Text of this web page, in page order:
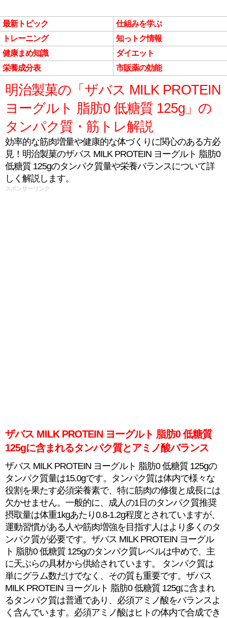
最新トピック
仕組みを学ぶ
トレーニング
知っトク情報
健康まめ知識
ダイエット
栄養成分表
市販薬の効能
明治製菓の「ザバス MILK PROTEIN
ヨーグルト 脂肪0 低糖質 125g」の
タンパク質・筋トレ解説
効率的な筋肉増量や健康的な体づくりに関心のある方必
見！明治製菓のザバス MILK PROTEIN ヨーグルト 脂肪0
低糖質 125gのタンパク質量や栄養バランスについて詳
しく解説します。
スポンサーリンク
ザバス MILK PROTEIN ヨーグルト 脂肪0 低糖質
125gに含まれるタンパク質とアミノ酸バランス
ザバス MILK PROTEIN ヨーグルト 脂肪0 低糖質 125gの
タンパク質量は15.0gです。タンパク質は体内で様々な
役割を果たす必須栄養素で、特に筋肉の修復と成長には
欠かせません。一般的に、成人の1日のタンパク質推奨
摂取量は体重1kgあたり0.8-1.2g程度とされていますが、
運動習慣がある人や筋肉増強を目指す人はより多くのタ
ンパク質が必要です。ザバス MILK PROTEIN ヨーグル
ト 脂肪0 低糖質 125gのタンパク質レベルは中めで、主
に天ぷらの具材から供給されています。 タンパク質は
単にグラム数だけでなく、その質も重要です。ザバス
MILK PROTEIN ヨーグルト 脂肪0 低糖質 125gに含まれ
るタンパク質は普通であり、必須アミノ酸をバランスよ
く含んでいます。必須アミノ酸はヒトの体内で合成でき